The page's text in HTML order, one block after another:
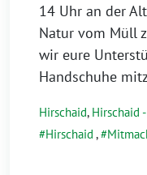
März
2026
14 Uhr an der
Natur vom Müll
wir eure
Handschuhe
Hirschaid, Hirschaid
Hirschaid ,